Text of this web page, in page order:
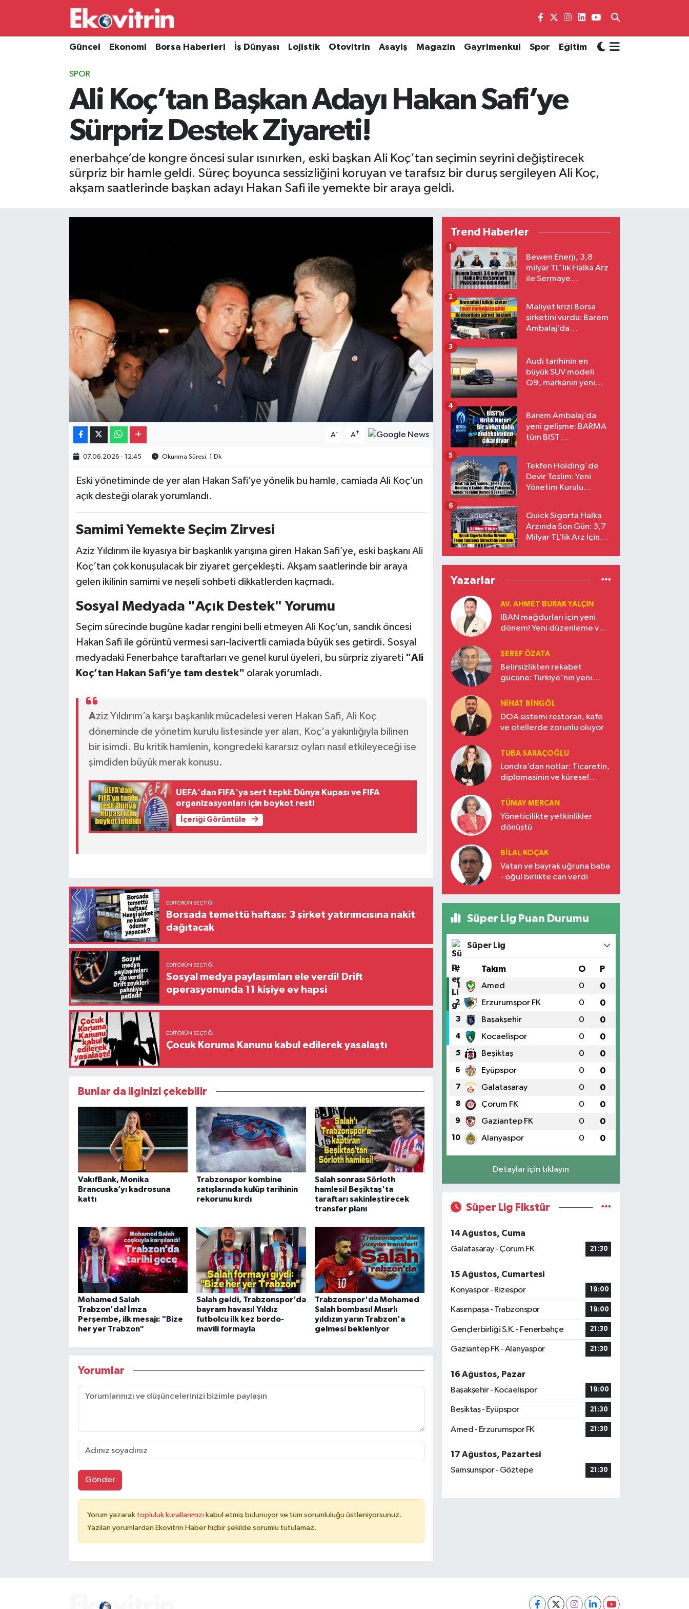
Güncel Ekonomi Borsa Haberleri İş Dünyası Lojistik Otovitrin Asayiş Magazin Gayrimenkul Spor Eğitim
SPOR
Ali Koç’tan Başkan Adayı Hakan Safi’ye
Sürpriz Destek Ziyareti!
enerbahçe’de kongre öncesi sular ısınırken, eski başkan Ali Koç’tan seçimin seyrini değiştirecek
sürpriz bir hamle geldi. Süreç boyunca sessizliğini koruyan ve tarafsız bir duruş sergileyen Ali Koç,
akşam saatlerinde başkan adayı Hakan Safi ile yemekte bir araya geldi.
A- A+
07.06.2026 - 12:45 Okunma Süresi: 1 Dk
Eski yönetiminde de yer alan Hakan Safi’ye yönelik bu hamle, camiada Ali Koç’un
açık desteği olarak yorumlandı.
Samimi Yemekte Seçim Zirvesi
Aziz Yıldırım ile kıyasıya bir başkanlık yarışına giren Hakan Safi’ye, eski başkanı Ali
Koç’tan çok konuşulacak bir ziyaret gerçekleşti. Akşam saatlerinde bir araya
gelen ikilinin samimi ve neşeli sohbeti dikkatlerden kaçmadı.
Sosyal Medyada "Açık Destek" Yorumu
Seçim sürecinde bugüne kadar rengini belli etmeyen Ali Koç’un, sandık öncesi
Hakan Safi ile görüntü vermesi sarı-lacivertli camiada büyük ses getirdi. Sosyal
medyadaki Fenerbahçe taraftarları ve genel kurul üyeleri, bu sürpriz ziyareti "Ali
Koç’tan Hakan Safi’ye tam destek" olarak yorumladı.
Aziz Yıldırım’a karşı başkanlık mücadelesi veren Hakan Safi, Ali Koç
döneminde de yönetim kurulu listesinde yer alan, Koç'a yakınlığıyla bilinen
bir isimdi. Bu kritik hamlenin, kongredeki kararsız oyları nasıl etkileyeceği ise
şimdiden büyük merak konusu.
UEFA'dan FIFA'ya sert tepki: Dünya Kupası ve FIFA
organizasyonları için boykot resti
İçeriği Görüntüle
EDITÖRÜN SEÇTIĞI
Borsada temettü haftası: 3 şirket yatırımcısına nakit
dağıtacak
EDITÖRÜN SEÇTIĞI
Sosyal medya paylaşımları ele verdi! Drift
operasyonunda 11 kişiye ev hapsi
EDITÖRÜN SEÇTIĞI
Çocuk Koruma Kanunu kabul edilerek yasalaştı
Bunlar da ilginizi çekebilir
VakıfBank, Monika
Brancuska’yı kadrosuna
kattı
Trabzonspor kombine
satışlarında kulüp tarihinin
rekorunu kırdı
Salah sonrası Sörloth
hamlesi! Beşiktaş'ta
taraftarı sakinleştirecek
transfer planı
Mohamed Salah
Trabzon'da! İmza
Perşembe, ilk mesajı: "Bize
her yer Trabzon"
Salah geldi, Trabzonspor’da
bayram havası! Yıldız
futbolcu ilk kez bordo-
mavili formayla
Trabzonspor'da Mohamed
Salah bombası! Mısırlı
yıldızın yarın Trabzon'a
gelmesi bekleniyor
Yorumlar
Gönder
Yorum yazarak topluluk kurallarımızı kabul etmiş bulunuyor ve tüm sorumluluğu üstleniyorsunuz.
Yazılan yorumlardan Ekovitrin Haber hiçbir şekilde sorumlu tutulamaz.
Trend Haberler
Bewen Enerji, 3,8
milyar TL'lik Halka Arz
ile Sermaye
1
Maliyet krizi Borsa
şirketini vurdu: Barem
Ambalaj’da
2
Audi tarihinin en
büyük SUV modeli
Q9, markanın yeni
3
Barem Ambalaj’da
yeni gelişme: BARMA
tüm BIST
4
Tekfen Holding'de
Devir Teslim: Yeni
Yönetim Kurulu
5
Quick Sigorta Halka
Arzında Son Gün: 3,7
Milyar TL’lik Arz İçin
Eriyor
6
Yazarlar
AV. AHMET BURAK YALÇIN
IBAN mağdurları için yeni
dönem! Yeni düzenleme ve
ŞEREF ÖZATA
Belirsizlikten rekabet
gücüne: Türkiye'nin yeni
NIHAT BINGÖL
DOA sistemi restoran, kafe
ve otellerde zorunlu oluyor
TUBA SARAÇOĞLU
Londra’dan notlar: Ticaretin,
diplomasinin ve küresel
Türkiye’nin yükselen gücü
TÜMAY MERCAN
Yöneticilikte yetkinlikler
dönüştü
BILAL KOÇAK
Vatan ve bayrak uğruna baba
- oğul birlikte can verdi
Süper Lig Puan Durumu
Süper Lig
# Takım O P
1 Amed 0 0
2 Erzurumspor FK 0 0
3 Başakşehir 0 0
4 Kocaelispor 0 0
5 Beşiktaş 0 0
6 Eyüpspor 0 0
7 Galatasaray 0 0
8 Çorum FK 0 0
9 Gaziantep FK 0 0
10 Alanyaspor 0 0
Detaylar için tıklayın
Süper Lig Fikstür
14 Ağustos, Cuma
Galatasaray - Çorum FK
21:30
15 Ağustos, Cumartesi
Konyaspor - Rizespor
19:00
Kasımpaşa - Trabzonspor 19:00
Gençlerbirliği S.K. - Fenerbahçe 21:30
Gaziantep FK - Alanyaspor 21:30
16 Ağustos, Pazar
Başakşehir - Kocaelispor
19:00
Beşiktaş - Eyüpspor 21:30
Amed - Erzurumspor FK 21:30
17 Ağustos, Pazartesi
Samsunspor - Göztepe
21:30
Güncel
Borsa Haberleri
Hava Durumu
Süper Lig Puan Durumu ve Fikstür
Tüm Manşetler
Son Dakika Haberleri
Haber Arşivi